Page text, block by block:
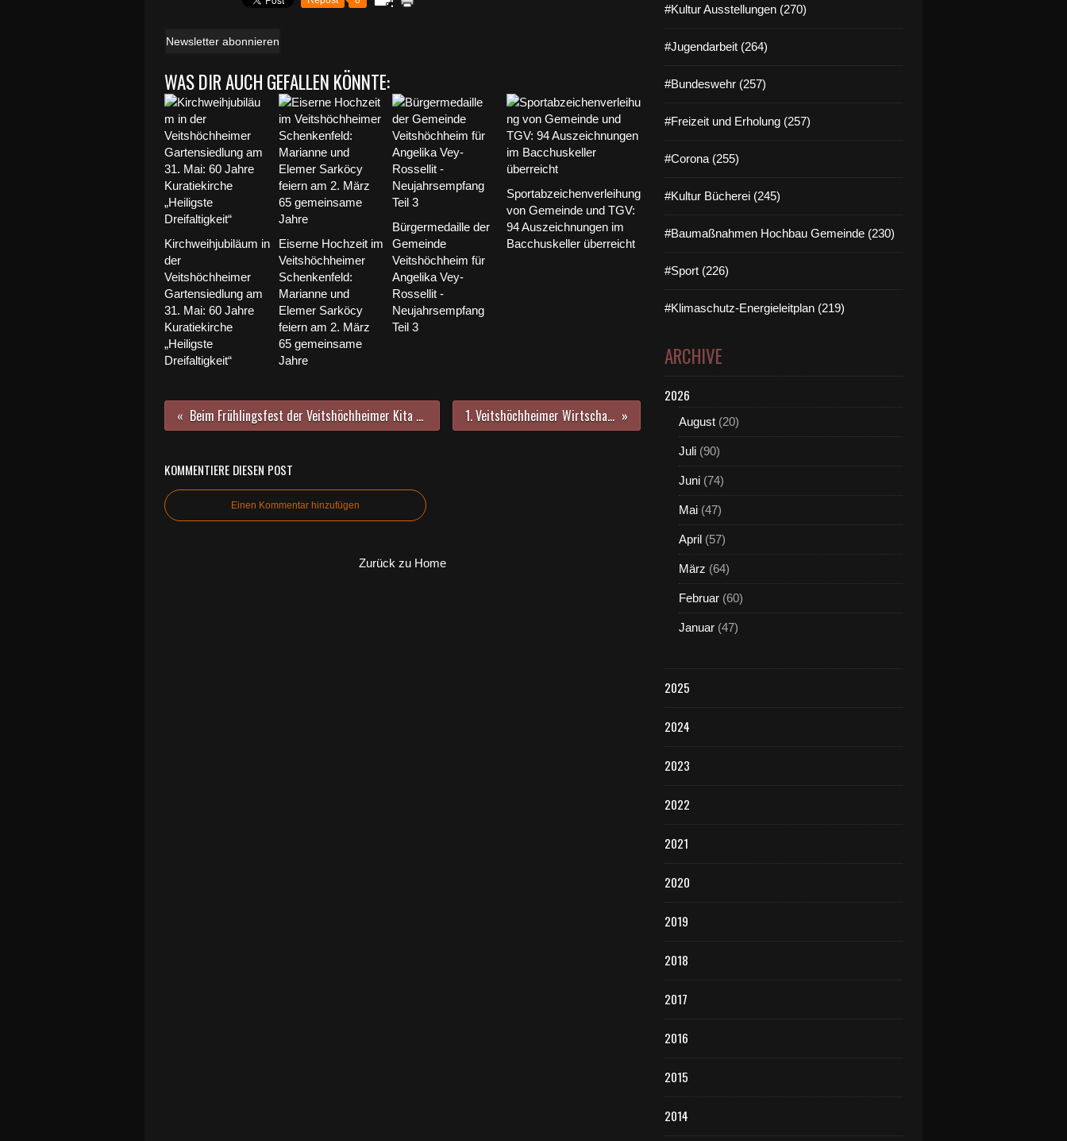
Newsletter abonnieren
WAS DIR AUCH GEFALLEN KÖNNTE:
Kirchweihjubiläum in
der
Veitshöchheimer
Gartensiedlung am
31. Mai: 60 Jahre
Kuratiekirche
„Heiligste
Dreifaltigkeit“
Eiserne Hochzeit im
Veitshöchheimer
Schenkenfeld:
Marianne und
Elemer Sarköcy
feiern am 2. März
65 gemeinsame
Jahre
Bürgermedaille der
Gemeinde
Veitshöchheim für
Angelika Vey-
Rossellit -
Neujahrsempfang
Teil 3
Sportabzeichenverleihung
von Gemeinde und TGV:
94 Auszeichnungen im
Bacchuskeller überreicht
Beim Frühlingsfest der Veitshöchheimer Kita St. Martin begeisterten die Vorschulkinder mit einer selbst gestalteten Zirkusshow 1. Veitshöchheimer Wirtschaftsforum von VGV und ZUL war eine grandiose Leistung
KOMMENTIERE DIESEN POST
Einen Kommentar hinzufügen
Zurück zu Home
#Kultur Ausstellungen (270)
#Jugendarbeit (264)
#Bundeswehr (257)
#Freizeit und Erholung (257)
#Corona (255)
#Kultur Bücherei (245)
#Baumaßnahmen Hochbau Gemeinde (230)
#Sport (226)
#Klimaschutz-Energieleitplan (219)
ARCHIVE
2026
August (20)
Juli (90)
Juni (74)
Mai (47)
April (57)
März (64)
Februar (60)
Januar (47)
2025
2024
2023
2022
2021
2020
2019
2018
2017
2016
2015
2014